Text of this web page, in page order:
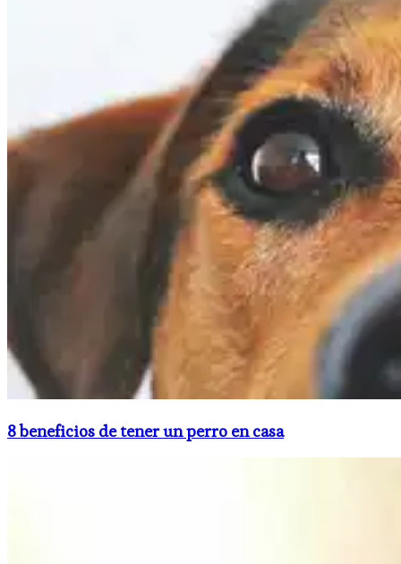
8 beneficios de tener un perro en casa